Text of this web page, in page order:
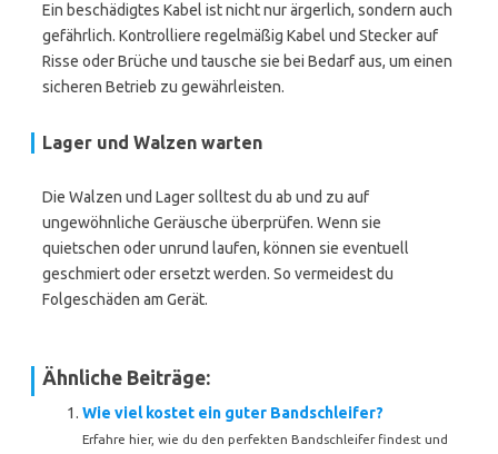
Ein beschädigtes Kabel ist nicht nur ärgerlich, sondern auch
gefährlich. Kontrolliere regelmäßig Kabel und Stecker auf
Risse oder Brüche und tausche sie bei Bedarf aus, um einen
sicheren Betrieb zu gewährleisten.
Lager und Walzen warten
Die Walzen und Lager solltest du ab und zu auf
ungewöhnliche Geräusche überprüfen. Wenn sie
quietschen oder unrund laufen, können sie eventuell
geschmiert oder ersetzt werden. So vermeidest du
Folgeschäden am Gerät.
Ähnliche Beiträge:
Wie viel kostet ein guter Bandschleifer?
Erfahre hier, wie du den perfekten Bandschleifer findest und